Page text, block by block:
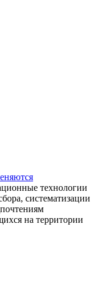
технологии
систематизации
на территории